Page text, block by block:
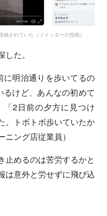
稿されていた（ツイッターの投稿）
た。
に明治通りを歩いてるの
けど、あんなの初めて
「2日前の夕方に見つけ
。トボトボ歩いていたか
ング店従業員）
止めるのは苦労するかと
は意外と労せずに飛び込